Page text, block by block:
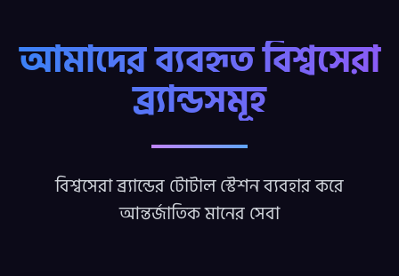
আমাদের ব্যবহৃত বিশ্বসেরা
ব্র্যান্ডসমূহ
বিশ্বসেরা ব্র্যান্ডের টোটাল স্টেশন ব্যবহার করে
আন্তর্জাতিক মানের সেবা